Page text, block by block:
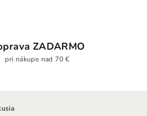
ZADARMO
pri nákupe nad 70 €